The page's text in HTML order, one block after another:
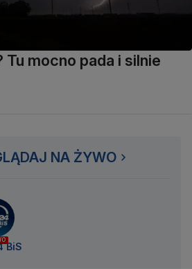
Tu mocno pada i silnie
NA ŻYWO
BiS